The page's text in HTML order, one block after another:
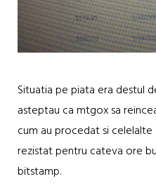
Situatia pe piata era destul
asteptau ca mtgox sa
cum au procedat si celelalte
rezistat pentru cateva ore
bitstamp.